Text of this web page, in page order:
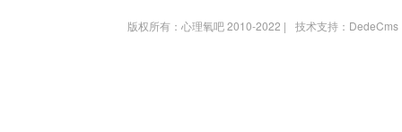
版权所有：心理氧吧 2010-2022 | 技术支持：DedeCms